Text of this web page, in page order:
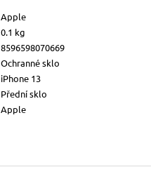
Apple
0.1 kg
8596598070669
Ochranné sklo
iPhone 13
Přední sklo
Apple